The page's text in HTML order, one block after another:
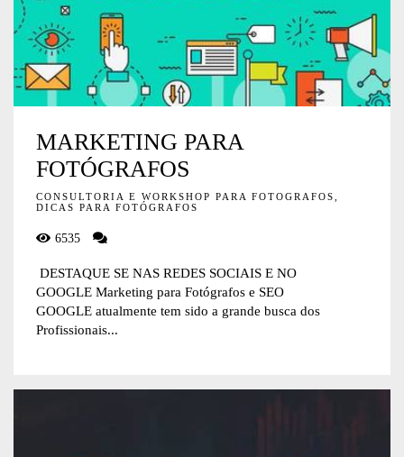
MARKETING PARA
FOTÓGRAFOS
CONSULTORIA E WORKSHOP PARA FOTOGRAFOS,
DICAS PARA FOTÓGRAFOS
6535
DESTAQUE SE NAS REDES SOCIAIS E NO
GOOGLE Marketing para Fotógrafos e SEO
GOOGLE atualmente tem sido a grande busca dos
Profissionais...